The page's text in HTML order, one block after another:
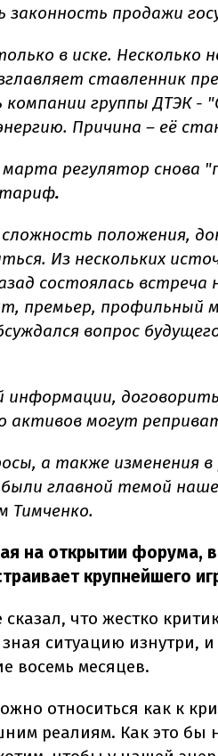
законность продажи
в иске. Несколько
ставленник
группы ДТЭК -
Причина – её
регулятор снова
.
положения,
Из нескольких
состоялась
премьер, профильный
вопрос
информации,
активов могут
а также изменения в
главной темой
Тимченко.
на открытии форума,
крупнейшего
что жестко
ситуацию изнутри,
восемь месяцев.
относиться как к
реалиям. Как это бы